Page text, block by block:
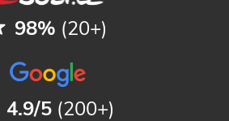
98% (20+)
4.9/5 (200+)